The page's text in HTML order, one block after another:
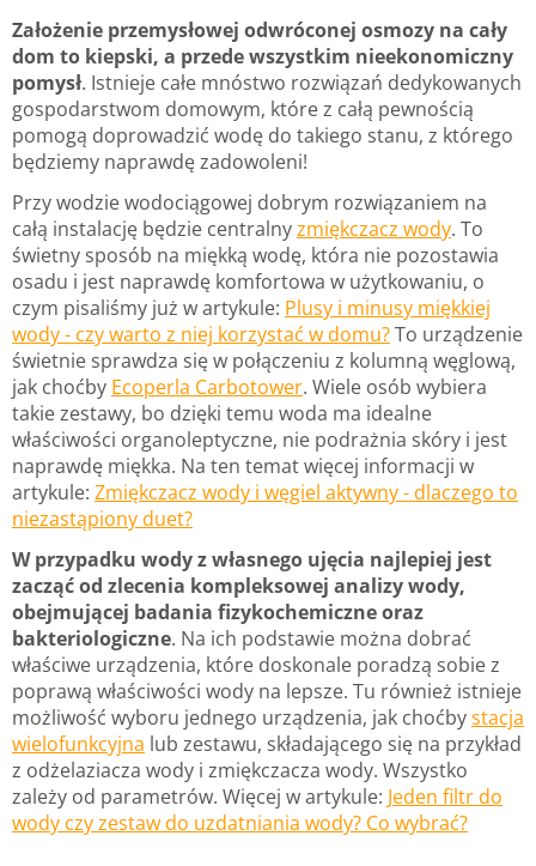
Założenie przemysłowej odwróconej osmozy na cały
dom to kiepski, a przede wszystkim nieekonomiczny
pomysł. Istnieje całe mnóstwo rozwiązań dedykowanych
gospodarstwom domowym, które z całą pewnością
pomogą doprowadzić wodę do takiego stanu, z którego
będziemy naprawdę zadowoleni!
Przy wodzie wodociągowej dobrym rozwiązaniem na
całą instalację będzie centralnyzmiękczacz wody. To
świetny sposób na miękką wodę, która nie pozostawia
osadu i jest naprawdę komfortowa w użytkowaniu, o
czym pisaliśmy już w artykule: Plusy i minusy miękkiej
wody - czy warto z niej korzystać w domu?To urządzenie
świetnie sprawdza się w połączeniu z kolumną węglową,
jak choćby Ecoperla Carbotower. Wiele osób wybiera
takie zestawy, bo dzięki temu woda ma idealne
właściwości organoleptyczne, nie podrażnia skóry i jest
naprawdę miękka. Na ten temat więcej informacji w
artykule: Zmiękczacz wody i węgiel aktywny - dlaczego to
niezastąpiony duet?
W przypadku wody z własnego ujęcia najlepiej jest
zacząć od zlecenia kompleksowej analizy wody,
obejmującej badania fizykochemiczne oraz
bakteriologiczne. Na ich podstawie można dobrać
właściwe urządzenia, które doskonale poradzą sobie z
poprawą właściwości wody na lepsze. Tu również istnieje
możliwość wyboru jednego urządzenia, jak choćbystacja
wielofunkcyjna lub zestawu, składającego się na przykład
z odżelaziacza wody i zmiękczacza wody. Wszystko
zależy od parametrów. Więcej w artykule: Jeden filtr do
wody czy zestaw do uzdatniania wody? Co wybrać?